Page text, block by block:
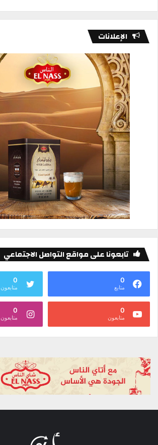
الإعلانات
تابعونا على مواقع التواصل الاجتماعي
0
متابع
0
متابعون
0
متابعون
0
متابعون